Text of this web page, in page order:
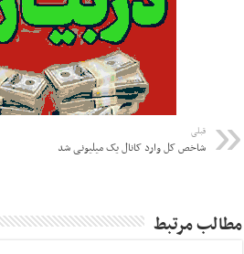
قبلی
شاخص کل وارد کانال یک میلیونی شد
مطالب مرتبط